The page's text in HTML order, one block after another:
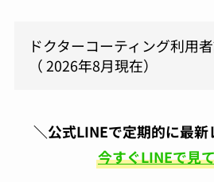
ましたが1ヶ月ほど使っ
てます。予約も電話して
た。また今度はスマホを
原亜
06:24 05 Aug 23
昔から
ドクターコーティング利用
（ 2026年8月現在）
＼公式LINEで定期的に最
今すぐLINEで見